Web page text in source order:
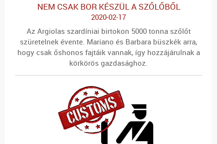
NEM CSAK BOR KÉSZÜL A SZŐLŐBŐL
2020-02-17
Az Argiolas szardíniai birtokon 5000 tonna szőlőt
szüretelnek évente. Mariano és Barbara büszkék arra,
hogy csak őshonos fajtáik vannak, így hozzájárulnak a
körkörös gazdasághoz.